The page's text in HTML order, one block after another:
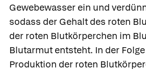
Gewebewasser ein und
sodass der Gehalt des roten
der roten Blutkörperchen im
Blutarmut entsteht. In der
Produktion der roten